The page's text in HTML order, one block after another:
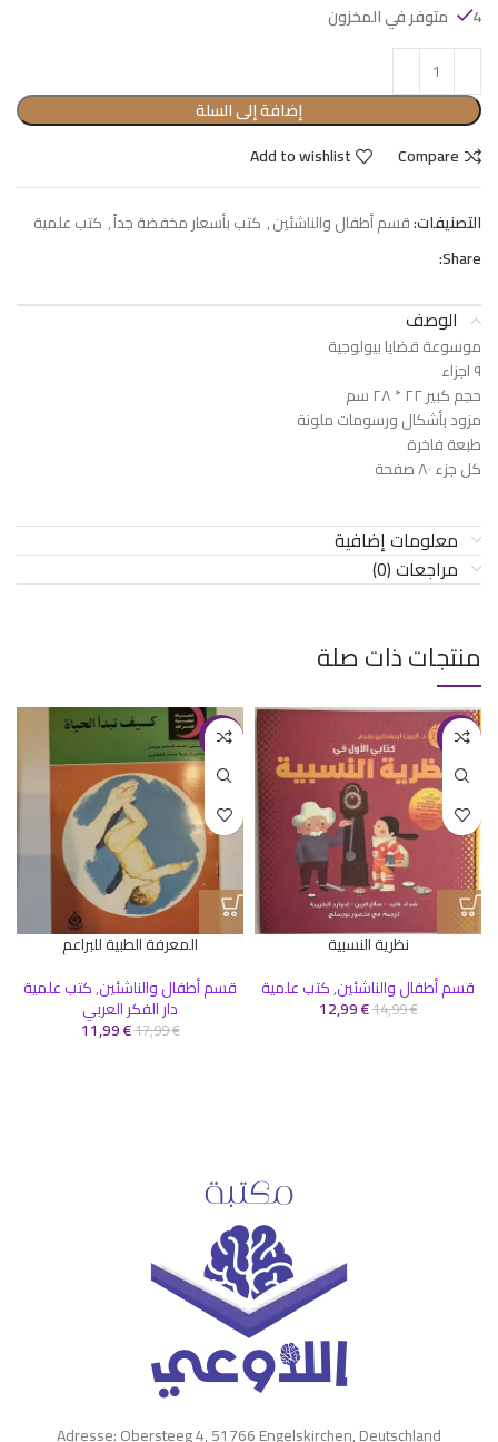
4 متوفر في المخزون
إضافة إلى السلة
Compare
Add to wishlist
التصنيفات:قسم أطفال والناشئين, كتب بأسعار مخفضة جداً, كتب علمية
Share:
الوصف
موسوعة قضايا بيولوجية
٩ اجزاء
حجم كبير ٢٢ * ٢٨ سم
مزود بأشكال ورسومات ملونة
طبعة فاخرة
كل جزء ٨٠ صفحة
معلومات إضافية
مراجعات (0)
منتجات ذات صلة
-13%
نظرية النسبية
قسم أطفال والناشئين,كتب علمية
14,99€
12,99€
-33%
المعرفة الطبية للبراعم
قسم أطفال والناشئين,كتب علمية
دار الفكر العربي
17,99€
11,99€
Adresse: Obersteeg 4, 51766 Engelskirchen, Deutschland